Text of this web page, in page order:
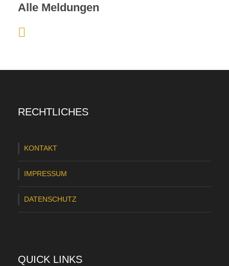
Alle Meldungen
S
t
L
g
RECHTLICHES
KONTAKT
IMPRESSUM
DATENSCHUTZ
QUICK LINKS